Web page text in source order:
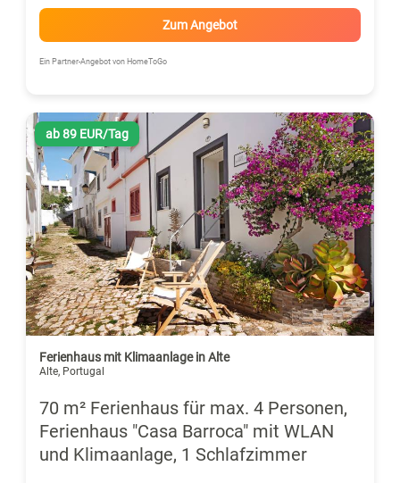
Zum Angebot
Ein Partner-Angebot von HomeToGo
ab 89 EUR/Tag
Ferienhaus mit Klimaanlage in Alte
Alte, Portugal
70 m² Ferienhaus für max. 4 Personen,
Ferienhaus "Casa Barroca" mit WLAN
und Klimaanlage, 1 Schlafzimmer